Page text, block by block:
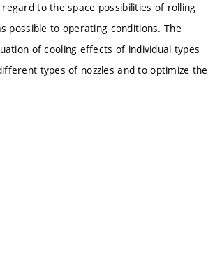
to the space possibilities of rolling
possible to operating conditions. The
of cooling effects of individual types
types of nozzles and to optimize the